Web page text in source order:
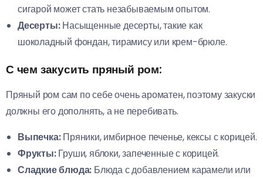
сигарой может стать незабываемым опытом.
Десерты:Насыщенные десерты, такие как
шоколадный фондан, тирамису или крем-брюле.
С чем закусить пряный ром:
Пряный ром сам по себе очень ароматен, поэтому закуски
должны его дополнять, а не перебивать.
Выпечка:Пряники, имбирное печенье, кексы с корицей.
Фрукты:Груши, яблоки, запеченные с корицей.
Сладкие блюда: Блюда с добавлением карамели или